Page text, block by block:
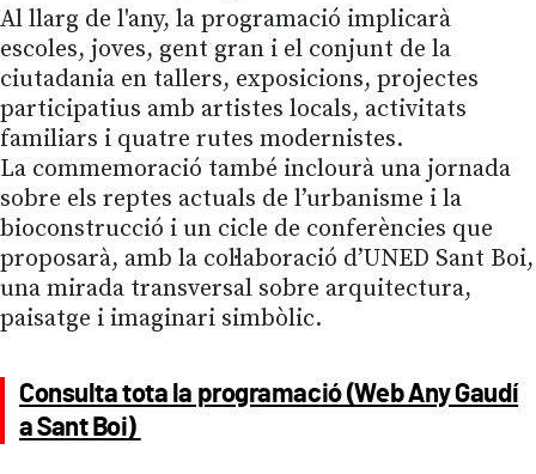
Al llarg de l'any, la programació implicarà
escoles, joves, gent gran i el conjunt de la
ciutadania en tallers, exposicions, projectes
participatius amb artistes locals, activitats
familiars i quatre rutes modernistes.
La commemoració també inclourà una jornada
sobre els reptes actuals de l’urbanisme i la
bioconstrucció i un cicle de conferències que
proposarà, amb la col·laboració d’UNED Sant Boi,
una mirada transversal sobre arquitectura,
paisatge i imaginari simbòlic.
Consulta tota la programació (Web Any Gaudí
a Sant Boi)